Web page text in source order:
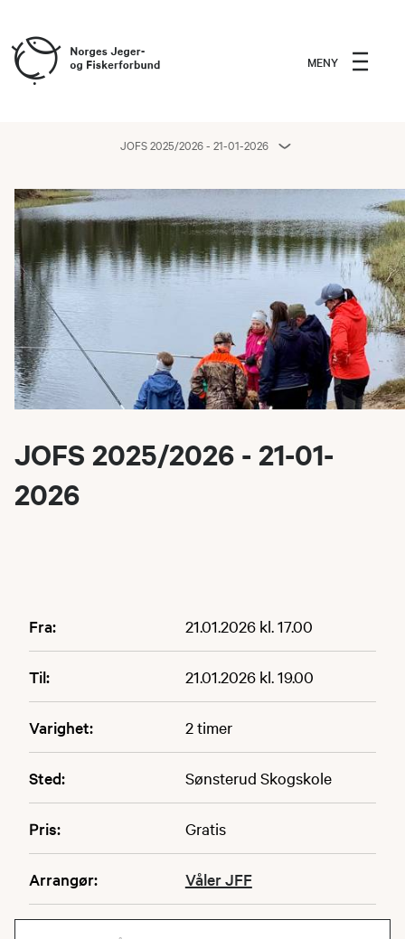
MENY
JOFS 2025/2026 - 21-01-2026
JOFS 2025/2026 - 21-01-
2026
Fra: 21.01.2026 kl. 17.00
Til: 21.01.2026 kl. 19.00
Varighet: 2 timer
Sted: Sønsterud Skogskole
Pris: Gratis
Arrangør: Våler JFF